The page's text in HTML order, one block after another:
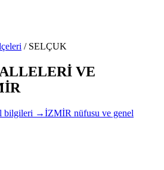
/ SELÇUK
VE
bilgileri →İZMİR nüfusu ve genel